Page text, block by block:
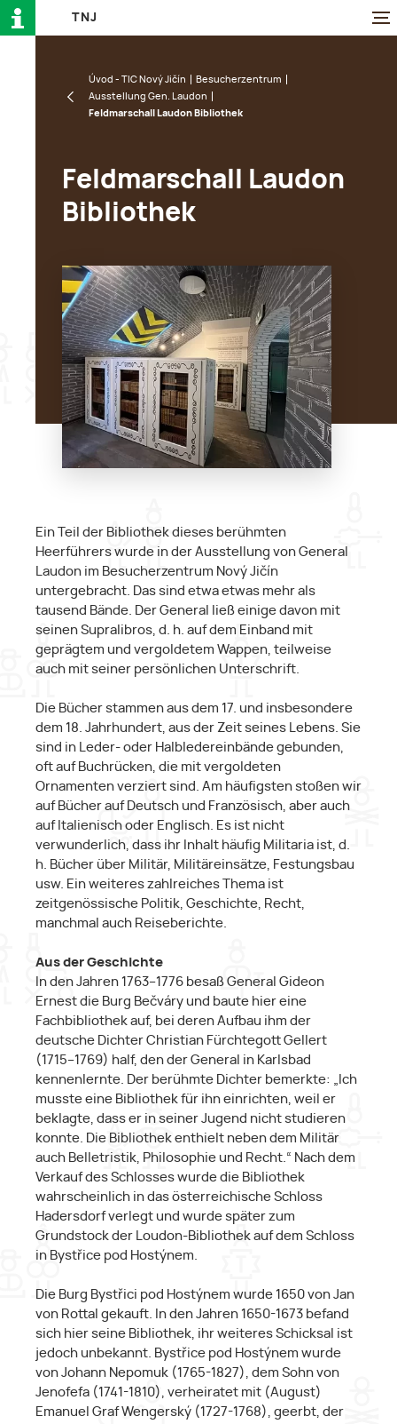
TN J
Úvod - TIC Nový Jičín
Besucherzentrum
Ausstellung Gen. Laudon
Feldmarschall Laudon Bibliothek
Feldmarschall Laudon
Bibliothek
Ein Teil der Bibliothek dieses berühmten
Heerführers wurde in der Ausstellung von General
Laudon im Besucherzentrum Nový Jičín
untergebracht. Das sind etwa etwas mehr als
tausend Bände. Der General ließ einige davon mit
seinen Supralibros, d. h. auf dem Einband mit
geprägtem und vergoldetem Wappen, teilweise
auch mit seiner persönlichen Unterschrift.
Die Bücher stammen aus dem 17. und insbesondere
dem 18. Jahrhundert, aus der Zeit seines Lebens. Sie
sind in Leder- oder Halbledereinbände gebunden,
oft auf Buchrücken, die mit vergoldeten
Ornamenten verziert sind. Am häufigsten stoßen wir
auf Bücher auf Deutsch und Französisch, aber auch
auf Italienisch oder Englisch. Es ist nicht
verwunderlich, dass ihr Inhalt häufig Militaria ist, d.
h. Bücher über Militär, Militäreinsätze, Festungsbau
usw. Ein weiteres zahlreiches Thema ist
zeitgenössische Politik, Geschichte, Recht,
manchmal auch Reiseberichte.
Aus der Geschichte
In den Jahren 1763–1776 besaß General Gideon
Ernest die Burg Bečváry und baute hier eine
Fachbibliothek auf, bei deren Aufbau ihm der
deutsche Dichter Christian Fürchtegott Gellert
(1715–1769) half, den der General in Karlsbad
kennenlernte. Der berühmte Dichter bemerkte: „Ich
musste eine Bibliothek für ihn einrichten, weil er
beklagte, dass er in seiner Jugend nicht studieren
konnte. Die Bibliothek enthielt neben dem Militär
auch Belletristik, Philosophie und Recht.“ Nach dem
Verkauf des Schlosses wurde die Bibliothek
wahrscheinlich in das österreichische Schloss
Hadersdorf verlegt und wurde später zum
Grundstock der Loudon-Bibliothek auf dem Schloss
in Bystřice pod Hostýnem.
Die Burg Bystřici pod Hostýnem wurde 1650 von Jan
von Rottal gekauft. In den Jahren 1650-1673 befand
sich hier seine Bibliothek, ihr weiteres Schicksal ist
jedoch unbekannt. Bystřice pod Hostýnem wurde
von Johann Nepomuk (1765-1827), dem Sohn von
Jenofefa (1741-1810), verheiratet mit (August)
Emanuel Graf Wengerský (1727-1768), geerbt, der